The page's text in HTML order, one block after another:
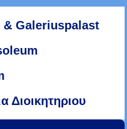
& Galeriuspalast
Διοικητηριου